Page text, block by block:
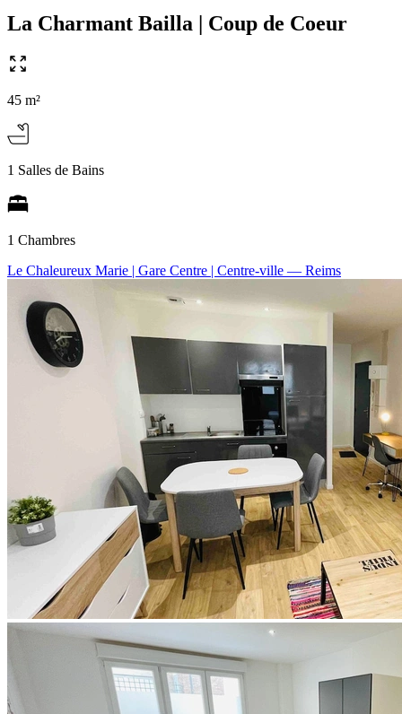
La Charmant Bailla | Coup de Coeur
45 m²
1 Salles de Bains
1 Chambres
Le Chaleureux Marie | Gare Centre | Centre-ville — Reims